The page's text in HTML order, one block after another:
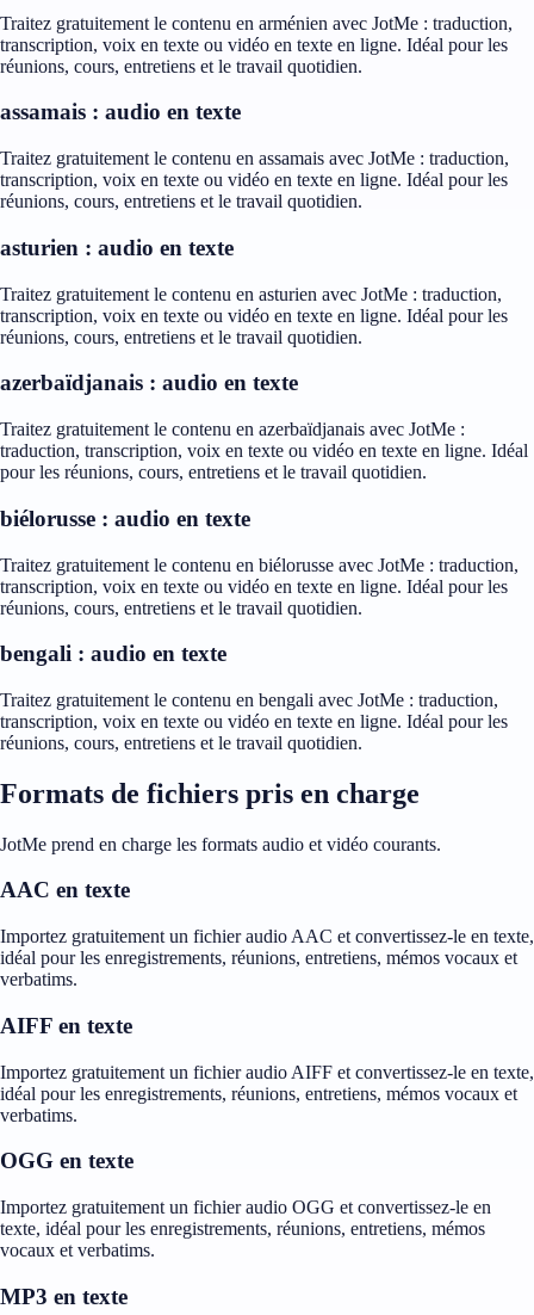
Traitez gratuitement le contenu en arménien avec JotMe : traduction,
transcription, voix en texte ou vidéo en texte en ligne. Idéal pour les
réunions, cours, entretiens et le travail quotidien.
assamais : audio en texte
Traitez gratuitement le contenu en assamais avec JotMe : traduction,
transcription, voix en texte ou vidéo en texte en ligne. Idéal pour les
réunions, cours, entretiens et le travail quotidien.
asturien : audio en texte
Traitez gratuitement le contenu en asturien avec JotMe : traduction,
transcription, voix en texte ou vidéo en texte en ligne. Idéal pour les
réunions, cours, entretiens et le travail quotidien.
azerbaïdjanais : audio en texte
Traitez gratuitement le contenu en azerbaïdjanais avec JotMe :
traduction, transcription, voix en texte ou vidéo en texte en ligne. Idéal
pour les réunions, cours, entretiens et le travail quotidien.
biélorusse : audio en texte
Traitez gratuitement le contenu en biélorusse avec JotMe : traduction,
transcription, voix en texte ou vidéo en texte en ligne. Idéal pour les
réunions, cours, entretiens et le travail quotidien.
bengali : audio en texte
Traitez gratuitement le contenu en bengali avec JotMe : traduction,
transcription, voix en texte ou vidéo en texte en ligne. Idéal pour les
réunions, cours, entretiens et le travail quotidien.
Formats de fichiers pris en charge
JotMe prend en charge les formats audio et vidéo courants.
AAC en texte
Importez gratuitement un fichier audio AAC et convertissez-le en texte,
idéal pour les enregistrements, réunions, entretiens, mémos vocaux et
verbatims.
AIFF en texte
Importez gratuitement un fichier audio AIFF et convertissez-le en texte,
idéal pour les enregistrements, réunions, entretiens, mémos vocaux et
verbatims.
OGG en texte
Importez gratuitement un fichier audio OGG et convertissez-le en
texte, idéal pour les enregistrements, réunions, entretiens, mémos
vocaux et verbatims.
MP3 en texte